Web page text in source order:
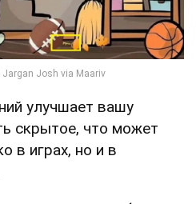
улучшает вашу
скрытое, что может
в играх, но и в